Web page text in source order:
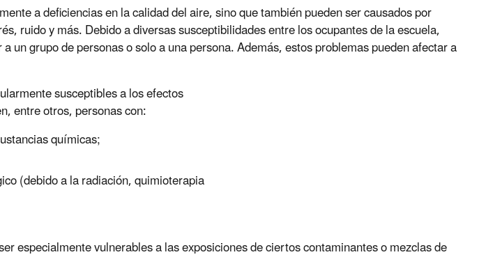
a deficiencias en la calidad del aire, sino que también pueden ser causados por
ruido y más. Debido a diversas susceptibilidades entre los ocupantes de la escuela,
un grupo de personas o solo a una persona. Además, estos problemas pueden afectar a
susceptibles a los efectos
entre otros, personas con:
químicas;
(debido a la radiación, quimioterapia
especialmente vulnerables a las exposiciones de ciertos contaminantes o mezclas de